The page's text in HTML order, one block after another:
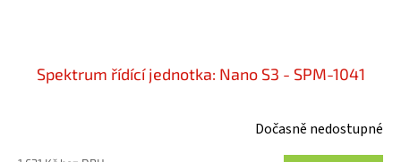
Spektrum řídící jednotka: Nano S3 - SPM-1041
Dočasně nedostupné